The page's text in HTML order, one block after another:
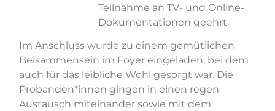
Teilnahme an TV- und Online-
Dokumentationen geehrt.
Im Anschluss wurde zu einem gemütlichen
Beisammensein im Foyer eingeladen, bei dem
auch für das leibliche Wohl gesorgt war. Die
Probanden*innen gingen in einen regen
Austausch miteinander sowie mit dem